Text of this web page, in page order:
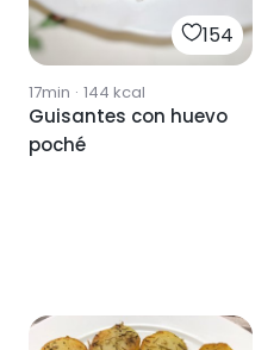
154
17min · 144 kcal
Guisantes con huevo
poché